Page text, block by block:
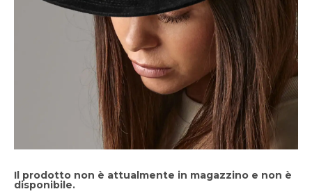
Il prodotto non è attualmente in magazzino e non è
disponibile.